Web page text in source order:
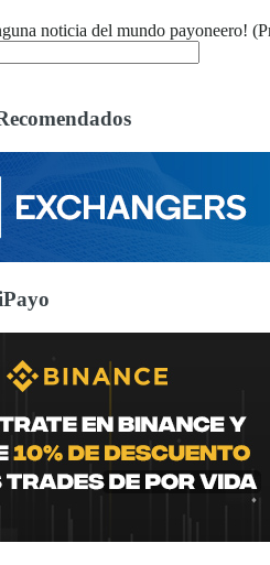
noticia del mundo payoneero!